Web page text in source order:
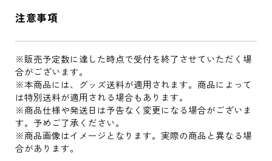
注意事項
※販売予定数に達した時点で受付を終了させていただく場
合がございます。
※本商品には、グッズ送料が適用されます。商品によって
は特別送料が適用される場合もあります。
※商品仕様や発送日は予告なく変更になる場合がございま
す。予めご了承ください。
※商品画像はイメージとなります。実際の商品と異なる場
合があります。